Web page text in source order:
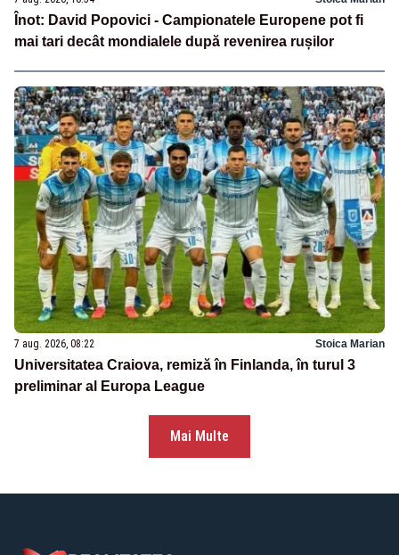
Înot: David Popovici - Campionatele Europene pot fi
mai tari decât mondialele după revenirea rușilor
7 aug. 2026, 08:22 Stoica Marian
Universitatea Craiova, remiză în Finlanda, în turul 3
preliminar al Europa League
Mai Multe